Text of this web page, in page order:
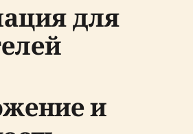
для
и